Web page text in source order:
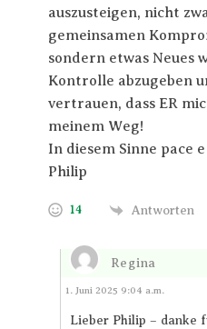
auszusteigen, nicht
gemeinsamen
sondern etwas Neues
Kontrolle abzugeben
vertrauen, dass ER
meinem Weg!
In diesem Sinne pace
Philip
14 Antworten
Regina
Antworten
1. Juni 2025 9:04 a.m.
Lieber Philip – danke